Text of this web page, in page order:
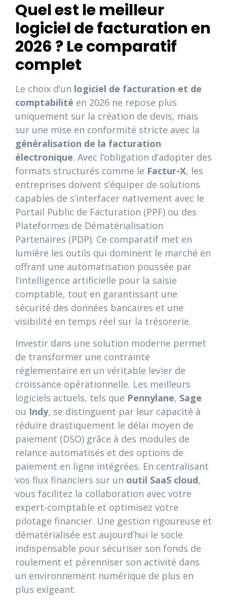
Quel est le meilleur
logiciel de facturation en
2026 ? Le comparatif
complet
Le choix d’un logiciel de facturation et de
comptabilité en 2026 ne repose plus
uniquement sur la création de devis, mais
sur une mise en conformité stricte avec la
généralisation de la facturation
électronique. Avec l’obligation d’adopter des
formats structurés comme le Factur-X, les
entreprises doivent s’équiper de solutions
capables de s’interfacer nativement avec le
Portail Public de Facturation (PPF) ou des
Plateformes de Dématérialisation
Partenaires (PDP). Ce comparatif met en
lumière les outils qui dominent le marché en
offrant une automatisation poussée par
l’intelligence artificielle pour la saisie
comptable, tout en garantissant une
sécurité des données bancaires et une
visibilité en temps réel sur la trésorerie.
Investir dans une solution moderne permet
de transformer une contrainte
réglementaire en un véritable levier de
croissance opérationnelle. Les meilleurs
logiciels actuels, tels que Pennylane, Sage
ou Indy, se distinguent par leur capacité à
réduire drastiquement le délai moyen de
paiement (DSO) grâce à des modules de
relance automatisés et des options de
paiement en ligne intégrées. En centralisant
vos flux financiers sur un outil SaaS cloud,
vous facilitez la collaboration avec votre
expert-comptable et optimisez votre
pilotage financier. Une gestion rigoureuse et
dématérialisée est aujourd’hui le socle
indispensable pour sécuriser son fonds de
roulement et pérenniser son activité dans
un environnement numérique de plus en
plus exigeant.